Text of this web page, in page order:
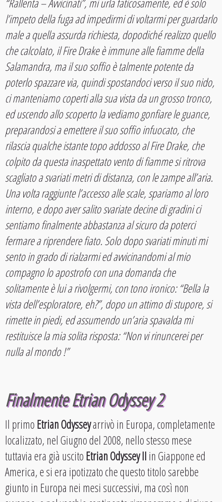
l’impeto della fuga ad impedirmi di voltarmi per guardarlo
male a quella assurda richiesta, dopodiché realizzo quello
che calcolato, il Fire Drake è immune alle fiamme della
Salamandra, ma il suo soffio è talmente potente da
poterlo spazzare via, quindi spostandoci verso il suo nido,
ci manteniamo coperti alla sua vista da un grosso tronco,
ed uscendo allo scoperto la vediamo gonfiare le guance,
preparandosi a emettere il suo soffio infuocato, che
rilascia qualche istante topo addosso al Fire Drake, che
colpito da questa inaspettato vento di fiamme si ritrova
scagliato a svariati metri di distanza, con le zampe all’aria.
Una volta raggiunte l’accesso alle scale, spariamo al loro
interno, e dopo aver salito svariate decine di gradini ci
sentiamo finalmente abbastanza al sicuro da poterci
fermare a riprendere fiato. Solo dopo svariati minuti mi
sento in grado di rialzarmi ed avvicinandomi al mio
compagno lo apostrofo con una domanda che
solitamente è lui a rivolgermi, con tono ironico: “Bella la
vista dell’esploratore, eh?”, dopo un attimo di stupore, si
rimette in piedi, ed assumendo un’aria spavalda mi
restituisce la mia solita risposta: “Non vi rinuncerei per
nulla al mondo !”
Finalmente Etrian Odyssey 2
Il primoEtrian Odysseyarrivò in Europa, completamente
localizzato, nel Giugno del 2008, nello stesso mese
tuttavia era già uscitoEtrian Odyssey IIin Giappone ed
America, e si era ipotizzato che questo titolo sarebbe
giunto in Europa nei mesi successivi, ma così non